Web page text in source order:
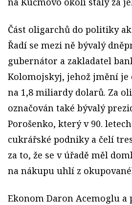
Část oligarchů do politiky
Řadí se mezi ně bývalý
gubernátor a zakladatel
Kolomojskyj, jehož jmění je
na 1,8 miliardy dolarů. Za
označován také bývalý
Porošenko, který v 90.
cukrářské podniky a čelí
za to, že se v úřadě měl
na nákupu uhlí z
Ekonom Daron Acemoglu a